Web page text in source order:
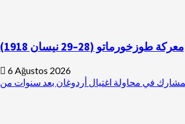
معركة طوزخورماتو (28–29 نيسان 1918)
6 Ağustos 2026
في محاولة اغتيال أردوغان بعد سنوات من